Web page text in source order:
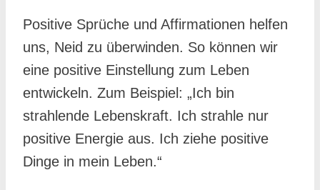
Positive Sprüche und Affirmationen helfen
uns, Neid zu überwinden. So können wir
eine positive Einstellung zum Leben
entwickeln. Zum Beispiel: „Ich bin
strahlende Lebenskraft. Ich strahle nur
positive Energie aus. Ich ziehe positive
Dinge in mein Leben.“